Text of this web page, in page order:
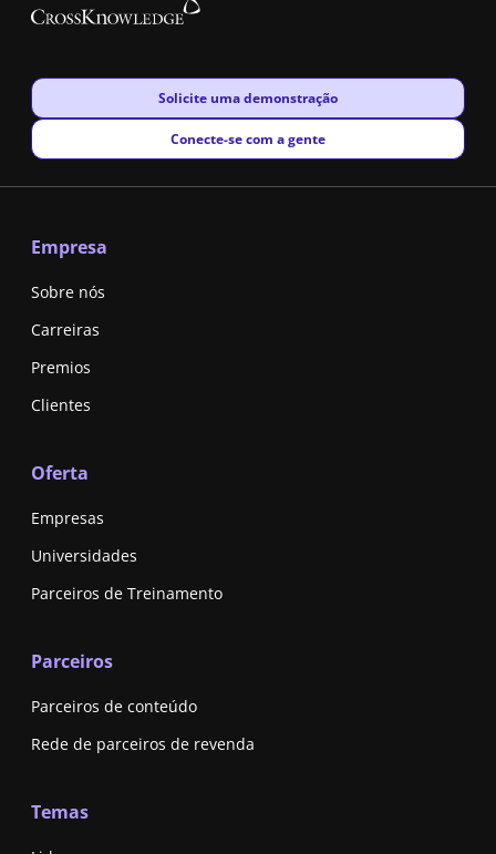
New window
Solicite uma demonstração
New window
Conecte-se com a gente
Empresa
Sobre nós
Carreiras
Premios
Clientes
Oferta
Empresas
Universidades
Parceiros de Treinamento
Parceiros
Parceiros de conteúdo
Rede de parceiros de revenda
Temas